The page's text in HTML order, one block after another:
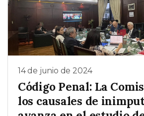
14 de junio de 2024
Código Penal: La
los causales de